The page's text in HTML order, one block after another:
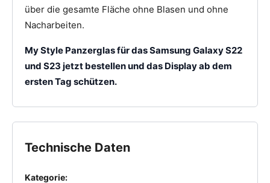
über die gesamte Fläche ohne Blasen und ohne
Nacharbeiten.
My Style Panzerglas für das Samsung Galaxy S22
und S23 jetzt bestellen und das Display ab dem
ersten Tag schützen.
Technische Daten
Kategorie: